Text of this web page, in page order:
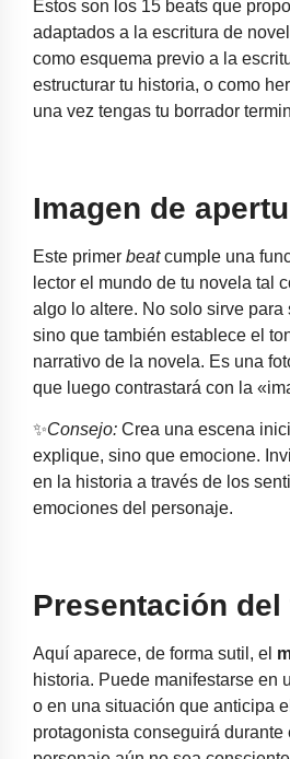
Estos son los 15 beats que
adaptados a la escritura de
como esquema previo a la
estructurar tu historia, o como
una vez tengas tu borrador
Imagen de
Este primer beatcumple una
lector el mundo de tu novela tal
algo lo altere. No solo sirve para
sino que también establece el
narrativo de la novela. Es una
que luego contrastará con la
✨Consejo: Crea una escena
explique, sino que emocione.
en la historia a través de los
emociones del personaje.
Presentación del
Aquí aparece, de forma sutil, el
historia. Puede manifestarse en
o en una situación que anticipa
protagonista conseguirá durante